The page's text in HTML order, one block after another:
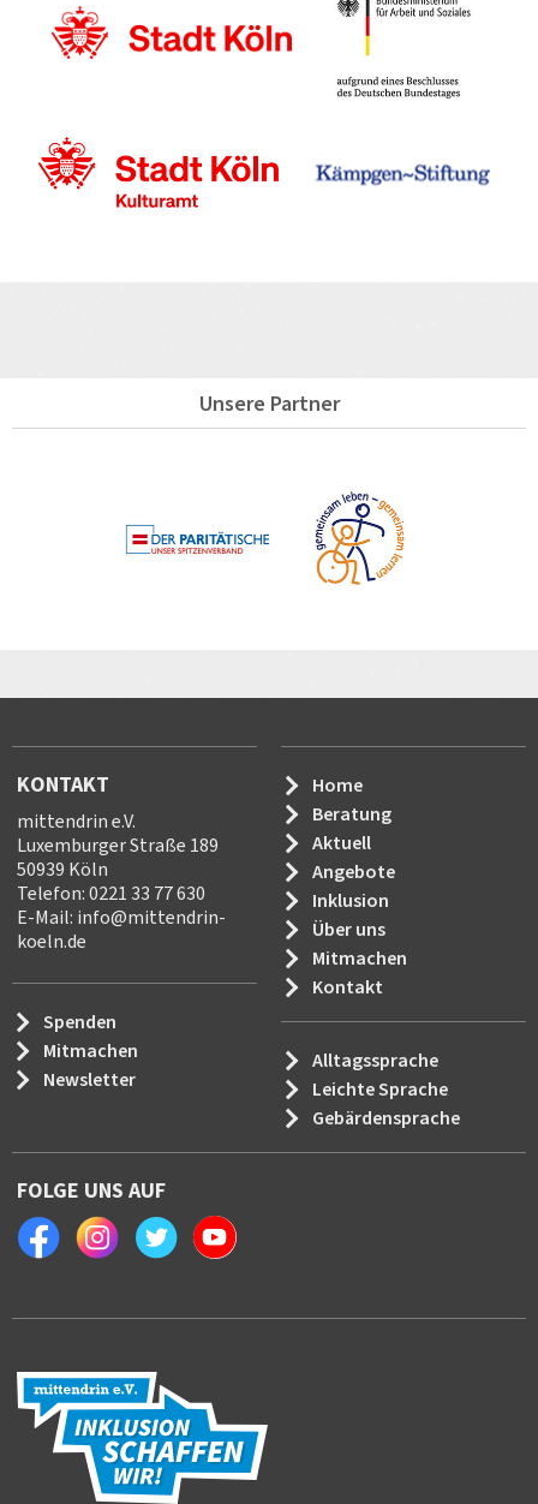
Unsere Partner
KONTAKT
mittendrin e.V.
Luxemburger Straße 189
50939 Köln
Telefon: 0221 33 77 630
E-Mail: info@mittendrin-
koeln.de
Spenden
Mitmachen
Newsletter
Home
Beratung
Aktuell
Angebote
Inklusion
Über uns
Mitmachen
Kontakt
Alltagssprache
Leichte Sprache
Gebärdensprache
FOLGE UNS AUF
FacebookInstagramTwitter